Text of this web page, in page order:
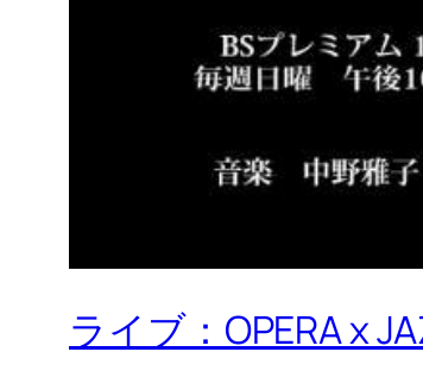
ライブ：OPERA x